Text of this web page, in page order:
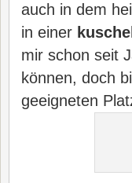
auch in dem
in einer
mir schon seit
können, doch
geeigneten